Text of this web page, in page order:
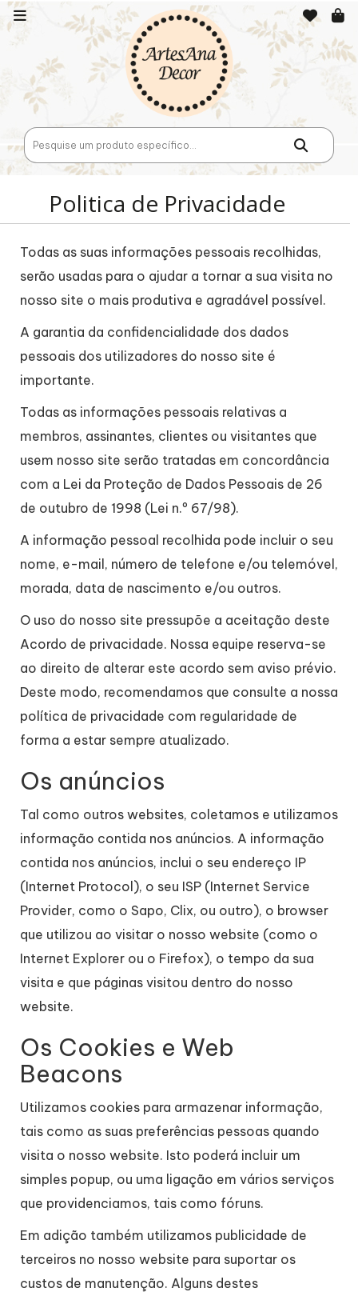
Politica de Privacidade
Todas as suas informações pessoais recolhidas,
serão usadas para o ajudar a tornar a sua visita no
nosso site o mais produtiva e agradável possível.
A garantia da confidencialidade dos dados
pessoais dos utilizadores do nosso site é
importante.
Todas as informações pessoais relativas a
membros, assinantes, clientes ou visitantes que
usem nosso site serão tratadas em concordância
com a Lei da Proteção de Dados Pessoais de 26
de outubro de 1998 (Lei n.º 67/98).
A informação pessoal recolhida pode incluir o seu
nome, e-mail, número de telefone e/ou telemóvel,
morada, data de nascimento e/ou outros.
O uso do nosso site pressupõe a aceitação deste
Acordo de privacidade. Nossa equipe reserva-se
ao direito de alterar este acordo sem aviso prévio.
Deste modo, recomendamos que consulte a nossa
política de privacidade com regularidade de
forma a estar sempre atualizado.
Os anúncios
Tal como outros websites, coletamos e utilizamos
informação contida nos anúncios. A informação
contida nos anúncios, inclui o seu endereço IP
(Internet Protocol), o seu ISP (Internet Service
Provider, como o Sapo, Clix, ou outro), o browser
que utilizou ao visitar o nosso website (como o
Internet Explorer ou o Firefox), o tempo da sua
visita e que páginas visitou dentro do nosso
website.
Os Cookies e Web
Beacons
Utilizamos cookies para armazenar informação,
tais como as suas preferências pessoas quando
visita o nosso website. Isto poderá incluir um
simples popup, ou uma ligação em vários serviços
que providenciamos, tais como fóruns.
Em adição também utilizamos publicidade de
terceiros no nosso website para suportar os
custos de manutenção. Alguns destes